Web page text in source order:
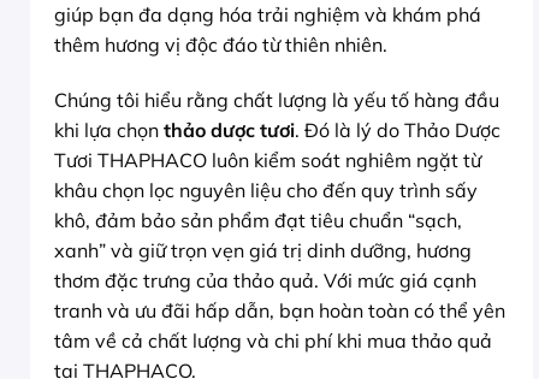
giúp bạn đa dạng hóa trải nghiệm và khám phá
thêm hương vị độc đáo từ thiên nhiên.
Chúng tôi hiểu rằng chất lượng là yếu tố hàng đầu
khi lựa chọn thảo dược tươi. Đó là lý do Thảo Dược
Tươi THAPHACO luôn kiểm soát nghiêm ngặt từ
khâu chọn lọc nguyên liệu cho đến quy trình sấy
khô, đảm bảo sản phẩm đạt tiêu chuẩn “sạch,
xanh” và giữ trọn vẹn giá trị dinh dưỡng, hương
thơm đặc trưng của thảo quả. Với mức giá cạnh
tranh và ưu đãi hấp dẫn, bạn hoàn toàn có thể yên
tâm về cả chất lượng và chi phí khi mua thảo quả
tại THAPHACO.